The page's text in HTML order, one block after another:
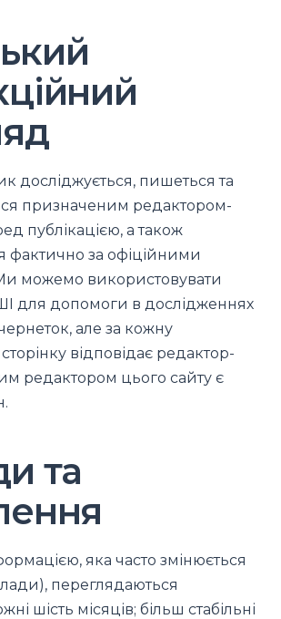
досліджується, пишеться та
призначеним редактором-
публікацією, а також
фактично за офіційними
можемо використовувати
для допомоги в дослідженнях
але за кожну
відповідає редактор-
редактором цього сайту є
та
яка часто змінюється
переглядаються
шість місяців; більш стабільні